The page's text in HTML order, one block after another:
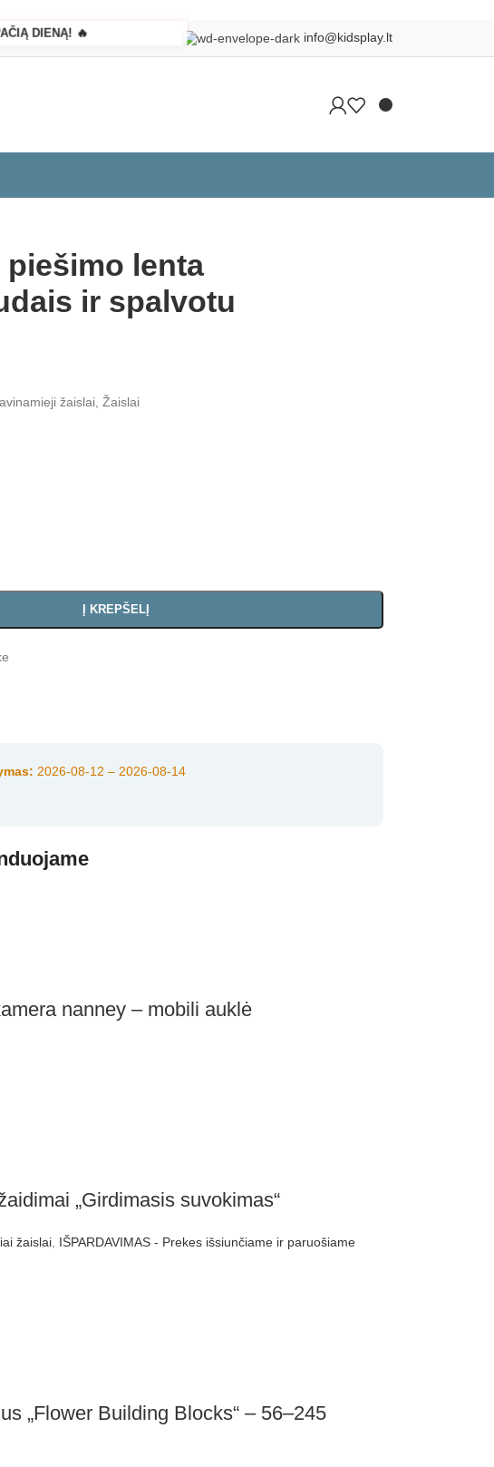
DIENĄ! 🔥 info@kidsplay.lt
piešimo lenta
ir spalvotu
žaislai Žaislai
Į KREPŠELĮ
2026-08-12 – 2026-08-14
nanney – mobili auklė
„Girdimasis suvokimas“
žaislai IŠPARDAVIMAS - Prekes išsiunčiame ir paruošiame
„Flower Building Blocks“ – 56–245